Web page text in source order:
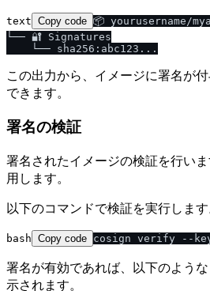
text Copy code 📦 yourusername/
└── 🔐 Signatures
この出力から、イメージに署名が
できます。
署名の検証
署名されたイメージの検証を行い
用します。
以下のコマンドで検証を実行します
bash Copy code
署名が有効であれば、以下のよう
示されます。